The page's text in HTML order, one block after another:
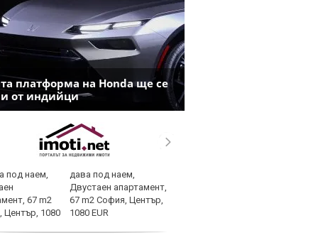
платформа на Honda ще се
от индийци
дава под наем,
Двустаен апартамент,
67 m2 София, Център,
1080 EUR